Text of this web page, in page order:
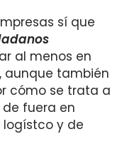
sí que
al menos en
aunque también
cómo se trata a
fuera en
y de